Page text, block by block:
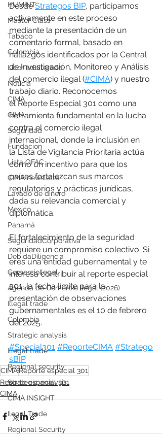
HUMINT
Master Class
Tabaco
Colombia
Licor adulterado
Noticia
CIMA
CIMA
Seguridad
Fundacion
Lista OFAC
CIMA newsletter
Lavado de dinero
Mexico
Panamá
SeguridadCorporativa
DebidaDiligencia
ComercioIlegal
Agenda de Comercio Ilegal (2026)
Illegal trade
Colombia
Strategic analysis
Illegal trade
Regional security
Strategic analysis
CIMA INSIGHT
Ilegal Trade
Regional Security
Desde Strategos BIP, participamos
activamente en este proceso
mediante la presentación de un
comentario formal, basado en
hallazgos identificados por la Central
de Investigación, Monitoreo y Análisis
del comercio ilegal (#CIMA) y nuestro
trabajo diario. Reconocemos
el Reporte Especial 301 como una
herramienta fundamental en la lucha
contra el comercio ilegal
internacional, donde la inclusión en
la Lista de Vigilancia Prioritaria actúa
como un incentivo para que los
países fortalezcan sus marcos
regulatorios y prácticas jurídicas,
dada su relevancia comercial y
diplomática.
El fortalecimiento de la seguridad
requiere un compromiso colectivo. Si
eres una entidad gubernamental y te
interesa contribuir al reporte especial
301, la fecha límite para la
presentación de observaciones
gubernamentales es el 10 de febrero
del 2025.
#Special301 #ReporteCIMA #Stratego
sBIP
CIMAReporte especial 301
Reporte especial 301
CIMA